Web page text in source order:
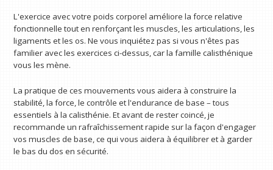
L'exercice avec votre poids corporel améliore la force relative
fonctionnelle tout en renforçant les muscles, les articulations, les
ligaments et les os. Ne vous inquiétez pas si vous n'êtes pas
familier avec les exercices ci-dessus, car la famille calisthénique
vous les mène.
La pratique de ces mouvements vous aidera à construire la
stabilité, la force, le contrôle et l'endurance de base – tous
essentiels à la calisthénie. Et avant de rester coincé, je
recommande un rafraîchissement rapide sur la façon d'engager
vos muscles de base, ce qui vous aidera à équilibrer et à garder
le bas du dos en sécurité.